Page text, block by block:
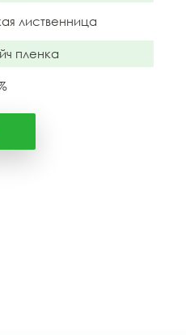
лиственница
пленка